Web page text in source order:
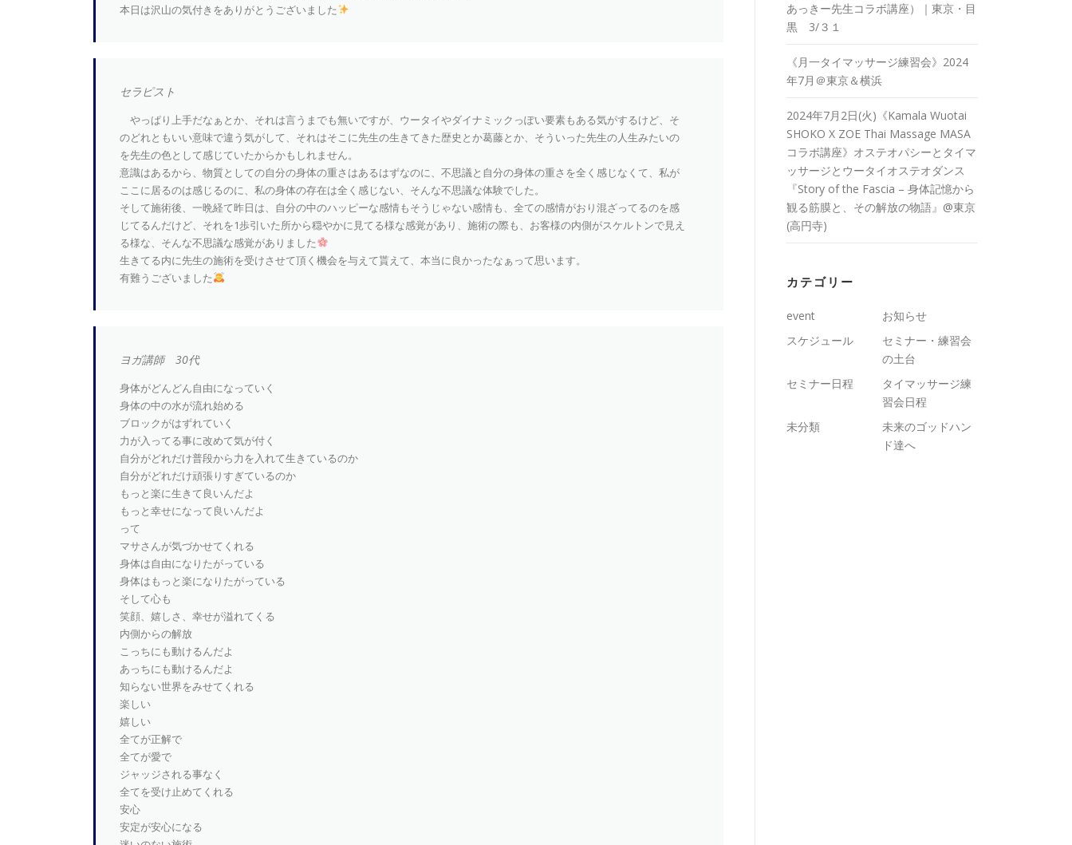
本日は沢山の気付きをありがとうございました
セラピスト
やっぱり上手だなぁとか、それは言うまでも無いですが、ウータイやダイナミックっぽい要素もある気がするけど、そ
のどれともいい意味で違う気がして、それはそこに先生の生きてきた歴史とか葛藤とか、そういった先生の人生みたいの
を先生の色として感じていたからかもしれません。
意識はあるから、物質としての自分の身体の重さはあるはずなのに、不思議と自分の身体の重さを全く感じなくて、私が
ここに居るのは感じるのに、私の身体の存在は全く感じない、そんな不思議な体験でした。
そして施術後、一晩経て昨日は、自分の中のハッピーな感情もそうじゃない感情も、全ての感情がおり混ざってるのを感
じてるんだけど、それを1歩引いた所から穏やかに見てる様な感覚があり、施術の際も、お客様の内側がスケルトンで見え
る様な、そんな不思議な感覚がありました
生きてる内に先生の施術を受けさせて頂く機会を与えて貰えて、本当に良かったなぁって思います。
有難うございました
ヨガ講師 30代
身体がどんどん自由になっていく
身体の中の水が流れ始める
ブロックがはずれていく
力が入ってる事に改めて気が付く
自分がどれだけ普段から力を入れて生きているのか
自分がどれだけ頑張りすぎているのか
もっと楽に生きて良いんだよ
もっと幸せになって良いんだよ
って
マサさんが気づかせてくれる
身体は自由になりたがっている
身体はもっと楽になりたがっている
そして心も
笑顔、嬉しさ、幸せが溢れてくる
内側からの解放
こっちにも動けるんだよ
あっちにも動けるんだよ
知らない世界をみせてくれる
楽しい
嬉しい
全てが正解で
全てが愛で
ジャッジされる事なく
全てを受け止めてくれる
安心
安定が安心になる
あっきー先生コラボ講座）｜東京・目
黒 3/３１
《月一タイマッサージ練習会》2024
年7月＠東京＆横浜
2024年7月2日(火)《Kamala Wuotai
SHOKO X ZOE Thai Massage MASA
コラボ講座》オステオパシーとタイマ
ッサージとウータイオステオダンス
『Story of the Fascia – 身体記憶から
観る筋膜と、その解放の物語』@東京
(高円寺)
カテゴリー
event
お知らせ
スケジュール
セミナー・練習会
の土台
セミナー日程
タイマッサージ練
習会日程
未分類
未来のゴッドハン
ド達へ